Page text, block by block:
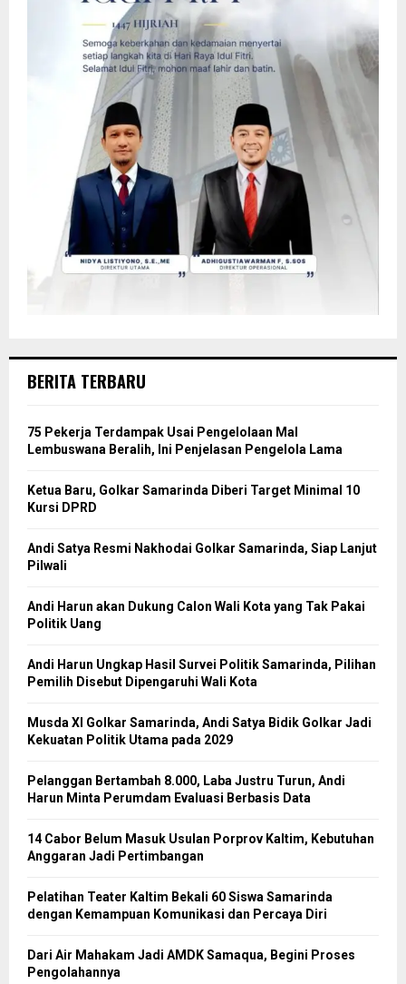
BERITA TERBARU
75 Pekerja Terdampak Usai Pengelolaan Mal
Lembuswana Beralih, Ini Penjelasan Pengelola Lama
Ketua Baru, Golkar Samarinda Diberi Target Minimal 10
Kursi DPRD
Andi Satya Resmi Nakhodai Golkar Samarinda, Siap Lanjut
Pilwali
Andi Harun akan Dukung Calon Wali Kota yang Tak Pakai
Politik Uang
Andi Harun Ungkap Hasil Survei Politik Samarinda, Pilihan
Pemilih Disebut Dipengaruhi Wali Kota
Musda XI Golkar Samarinda, Andi Satya Bidik Golkar Jadi
Kekuatan Politik Utama pada 2029
Pelanggan Bertambah 8.000, Laba Justru Turun, Andi
Harun Minta Perumdam Evaluasi Berbasis Data
14 Cabor Belum Masuk Usulan Porprov Kaltim, Kebutuhan
Anggaran Jadi Pertimbangan
Pelatihan Teater Kaltim Bekali 60 Siswa Samarinda
dengan Kemampuan Komunikasi dan Percaya Diri
Dari Air Mahakam Jadi AMDK Samaqua, Begini Proses
Pengolahannya